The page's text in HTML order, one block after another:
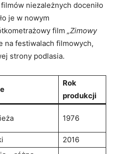
niezależnych doceniło
je w nowym
film „Zimowy
na festiwalach filmowych,
strony podlasia.
Rok
produkcji
1976
2016